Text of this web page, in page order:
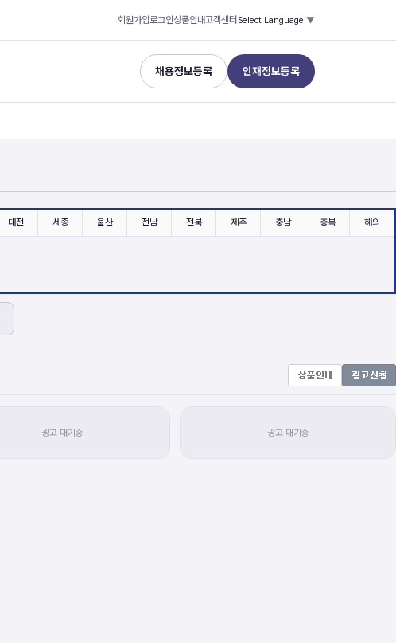
회원가입 로그인상품안내고객센터 Select Language ▼
채용정보등록 인재정보등록
대전 세종 울산 전남 전북 제주 충남 충북 해외